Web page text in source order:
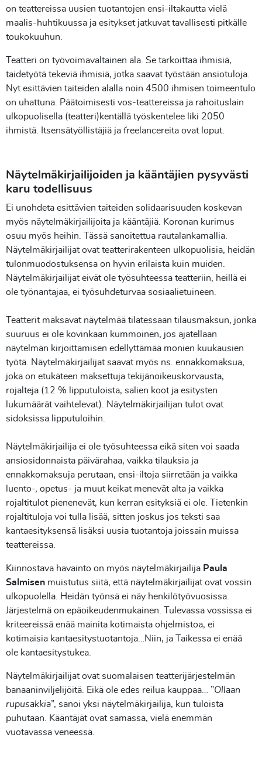
on teattereissa uusien tuotantojen ensi-iltakautta vielä
maalis-huhtikuussa ja esitykset jatkuvat tavallisesti pitkälle
toukokuuhun.
Teatteri on työvoimavaltainen ala. Se tarkoittaa ihmisiä,
taidetyötä tekeviä ihmisiä, jotka saavat työstään ansiotuloja.
Nyt esittävien taiteiden alalla noin 4500 ihmisen toimeentulo
on uhattuna. Päätoimisesti vos-teattereissa ja rahoituslain
ulkopuolisella (teatteri)kentällä työskentelee liki 2050
ihmistä. Itsensätyöllistäjiä ja freelancereita ovat loput.
Näytelmäkirjailijoiden ja kääntäjien pysyvästi
karu todellisuus
Ei unohdeta esittävien taiteiden solidaarisuuden koskevan
myös näytelmäkirjailijoita ja kääntäjiä. Koronan kurimus
osuu myös heihin. Tässä sanoitettua rautalankamallia.
Näytelmäkirjailijat ovat teatterirakenteen ulkopuolisia, heidän
tulonmuodostuksensa on hyvin erilaista kuin muiden.
Näytelmäkirjailijat eivät ole työsuhteessa teatteriin, heillä ei
ole työnantajaa, ei työsuhdeturvaa sosiaalietuineen.
Teatterit maksavat näytelmää tilatessaan tilausmaksun, jonka
suuruus ei ole kovinkaan kummoinen, jos ajatellaan
näytelmän kirjoittamisen edellyttämää monien kuukausien
työtä. Näytelmäkirjailijat saavat myös ns. ennakkomaksua,
joka on etukäteen maksettuja tekijänoikeuskorvausta,
rojalteja (12 % lipputuloista, salien koot ja esitysten
lukumäärät vaihtelevat). Näytelmäkirjailijan tulot ovat
sidoksissa lipputuloihin.
Näytelmäkirjailija ei ole työsuhteessa eikä siten voi saada
ansiosidonnaista päivärahaa, vaikka tilauksia ja
ennakkomaksuja perutaan, ensi-iltoja siirretään ja vaikka
luento-, opetus- ja muut keikat menevät alta ja vaikka
rojaltitulot pienenevät, kun kerran esityksiä ei ole. Tietenkin
rojaltituloja voi tulla lisää, sitten joskus jos teksti saa
kantaesityksensä lisäksi uusia tuotantoja joissain muissa
teattereissa.
Kiinnostava havainto on myös näytelmäkirjailija Paula
Salmisen muistutus siitä, että näytelmäkirjailijat ovat vossin
ulkopuolella. Heidän työnsä ei näy henkilötyövuosissa.
Järjestelmä on epäoikeudenmukainen. Tulevassa vossissa ei
kriteereissä enää mainita kotimaista ohjelmistoa, ei
kotimaisia kantaesitystuotantoja…Niin, ja Taikessa ei enää
ole kantaesitystukea.
Näytelmäkirjailijat ovat suomalaisen teatterijärjestelmän
banaaninviljelijöitä. Eikä ole edes reilua kauppaa… ”Ollaan
rupusakkia”, sanoi yksi näytelmäkirjailija, kun tuloista
puhutaan. Kääntäjät ovat samassa, vielä enemmän
vuotavassa veneessä.